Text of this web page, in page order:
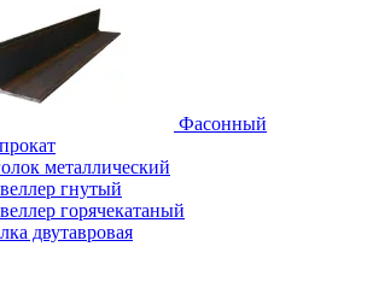
Фасонный
металлический
гнутый
горячекатаный
двутавровая